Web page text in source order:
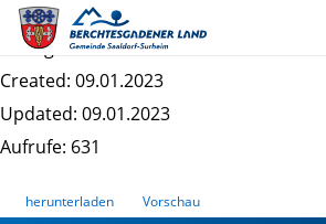
Sexualkonzept Haus für Kinder St
Dateigrösse: 126.85 KB
Created: 09.01.2023
Updated: 09.01.2023
Aufrufe: 631
herunterladen Vorschau